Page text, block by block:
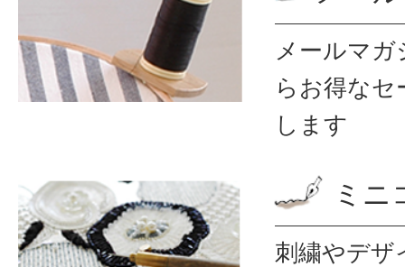
メールマ
ら お得なセ
します
ミニ
刺繍やデザ